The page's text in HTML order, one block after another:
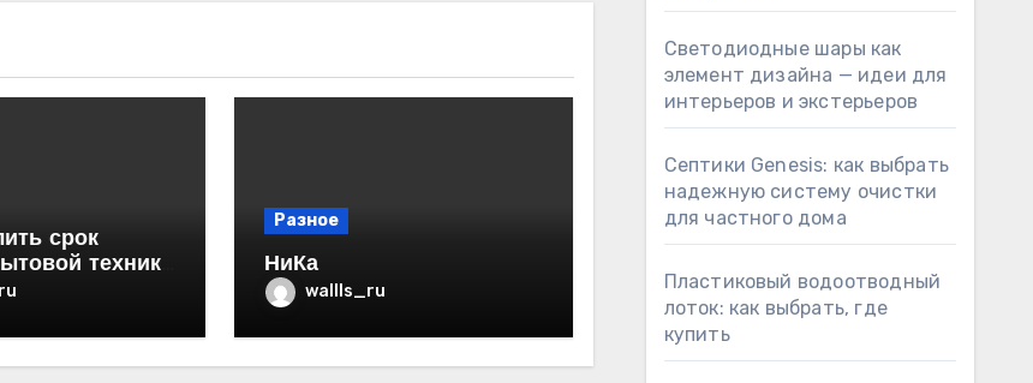
срок
техники
Разное
НиКа
wallls_ru
Светодиодные шары как
элемент дизайна — идеи для
интерьеров и экстерьеров
Септики Genesis: как выбрать
надежную систему очистки
для частного дома
Пластиковый водоотводный
лоток: как выбрать, где
купить